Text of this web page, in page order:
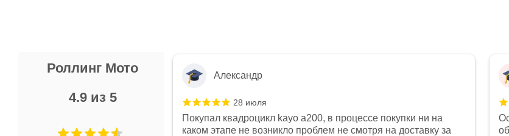
Роллинг Мото
4.9 из 5
Не понравились условия
Александр
28 июля
Покупал квадроцикл kayo a200, в процессе покупки ни на
каком этапе не возникло проблем не смотря на доставку за